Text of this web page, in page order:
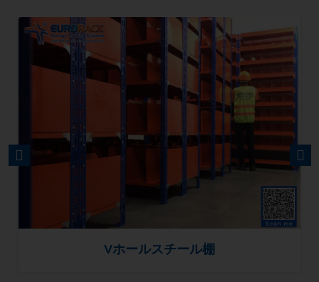
PREVIOUS
Vホールスチール棚
NEXT